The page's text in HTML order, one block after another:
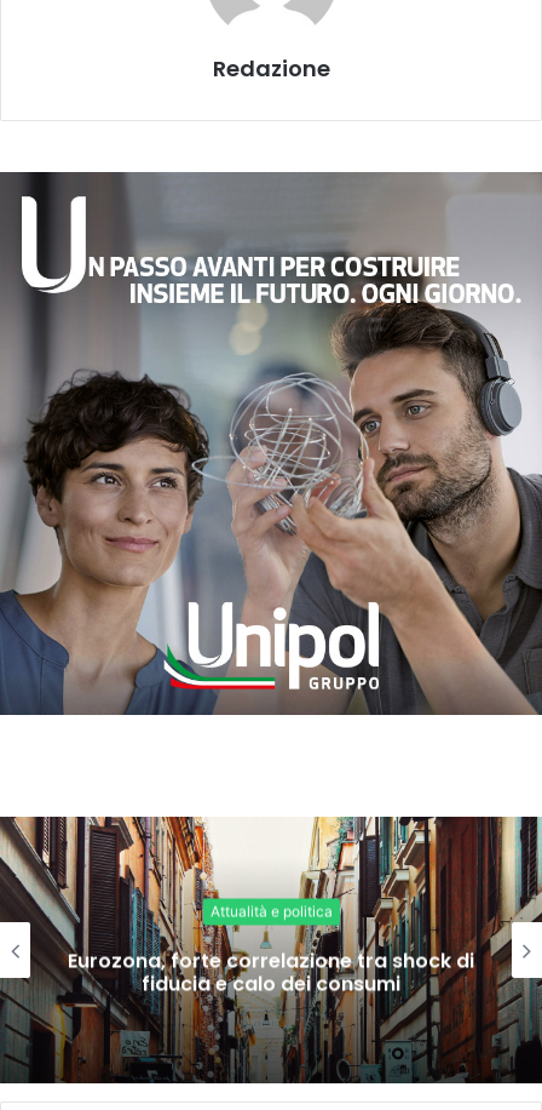
Redazione
Attualità e politica
Eurozona, forte correlazione tra shock di
fiducia e calo dei consumi